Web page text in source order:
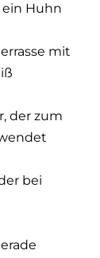
ein Huhn
mit
der zum
bei